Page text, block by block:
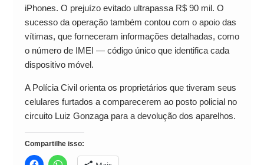
iPhones. O prejuízo evitado ultrapassa R$ 90 mil. O
sucesso da operação também contou com o apoio das
vítimas, que forneceram informações detalhadas, como
o número de IMEI — código único que identifica cada
dispositivo móvel.
A Polícia Civil orienta os proprietários que tiveram seus
celulares furtados a comparecerem ao posto policial no
circuito Luiz Gonzaga para a devolução dos aparelhos.
Compartilhe isso: